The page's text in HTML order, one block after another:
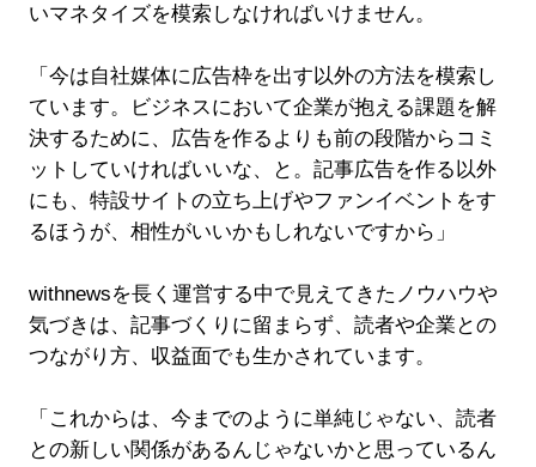
いマネタイズを模索しなければいけません。
「今は自社媒体に広告枠を出す以外の方法を模索し
ています。ビジネスにおいて企業が抱える課題を解
決するために、広告を作るよりも前の段階からコミ
ットしていければいいな、と。記事広告を作る以外
にも、特設サイトの立ち上げやファンイベントをす
るほうが、相性がいいかもしれないですから」
withnewsを長く運営する中で見えてきたノウハウや
気づきは、記事づくりに留まらず、読者や企業との
つながり方、収益面でも生かされています。
「これからは、今までのように単純じゃない、読者
との新しい関係があるんじゃないかと思っているん